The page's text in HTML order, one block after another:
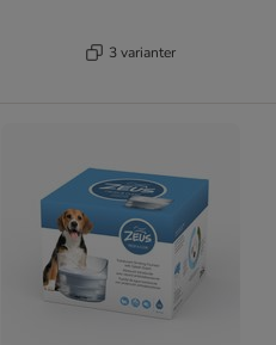
3 varianter